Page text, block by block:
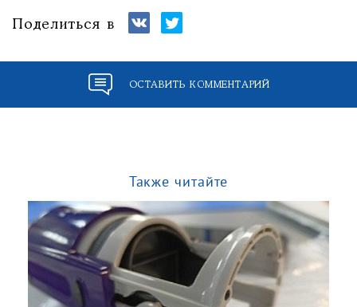
Поделиться в
ОСТАВИТЬ КОММЕНТАРИЙ
Также читайте